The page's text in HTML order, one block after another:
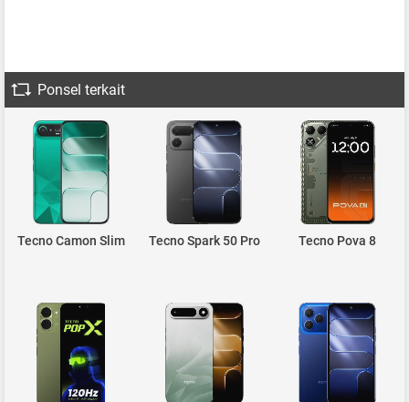
Ponsel terkait
Tecno Camon Slim Tecno Spark 50 Pro Tecno Pova 8